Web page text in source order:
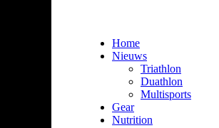
Home
Nieuws
Triathlon
Duathlon
Multisports
Gear
Nutrition